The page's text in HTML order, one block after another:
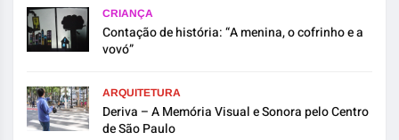
CRIANÇA
Contação de história: “A menina, o cofrinho e a
vovó”
ARQUITETURA
Deriva – A Memória Visual e Sonora pelo Centro
de São Paulo